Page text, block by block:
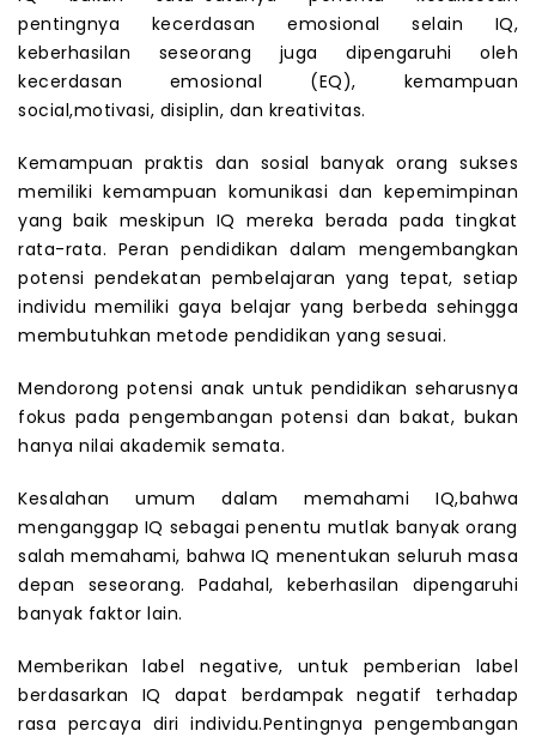
pentingnya kecerdasan emosional selain IQ,
keberhasilan seseorang juga dipengaruhi oleh
kecerdasan emosional (EQ), kemampuan
social,motivasi, disiplin, dan kreativitas.
Kemampuan praktis dan sosial banyak orang sukses
memiliki kemampuan komunikasi dan kepemimpinan
yang baik meskipun IQ mereka berada pada tingkat
rata-rata. Peran pendidikan dalam mengembangkan
potensi pendekatan pembelajaran yang tepat, setiap
individu memiliki gaya belajar yang berbeda sehingga
membutuhkan metode pendidikan yang sesuai.
Mendorong potensi anak untuk pendidikan seharusnya
fokus pada pengembangan potensi dan bakat, bukan
hanya nilai akademik semata.
Kesalahan umum dalam memahami IQ,bahwa
menganggap IQ sebagai penentu mutlak banyak orang
salah memahami, bahwa IQ menentukan seluruh masa
depan seseorang. Padahal, keberhasilan dipengaruhi
banyak faktor lain.
Memberikan label negative, untuk pemberian label
berdasarkan IQ dapat berdampak negatif terhadap
rasa percaya diri individu.Pentingnya pengembangan